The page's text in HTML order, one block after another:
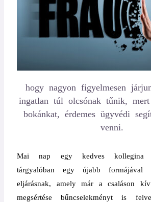
hogy nagyon figyelmesen
ingatlan túl olcsónak tűnik,
bokánkat, érdemes ügyvédi
venni.
Mai nap egy kedves kollegina
tárgyalóban egy újabb formájával
eljárásnak, amely már a csaláson
megsértése bűncselekményt is